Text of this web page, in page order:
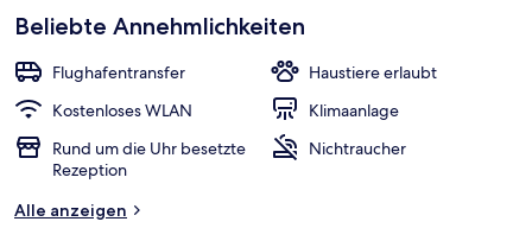
Beliebte Annehmlichkeiten
Flughafentransfer
Haustiere erlaubt
Kostenloses WLAN
Klimaanlage
Rund um die Uhr besetzte
Rezeption
Nichtraucher
Alle anzeigen